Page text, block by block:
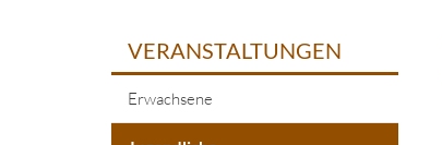
VERANSTALTUNGEN
Erwachsene